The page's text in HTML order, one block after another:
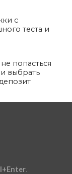
с
теста и
попасться
выбрать
.